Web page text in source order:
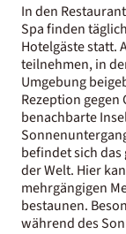
In den
Spa finden
Hotelgäste statt.
teilnehmen, in
Umgebung
Rezeption
benachbarte
befindet sich
der Welt. Hier
mehrgängigen
bestaunen.
während des